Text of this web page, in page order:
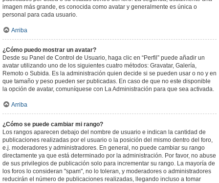
imagen más grande, es conocida como avatar y generalmente es única o
personal para cada usuario.
Arriba
¿Cómo puedo mostrar un avatar?
Desde su Panel de Control de Usuario, haga clic en “Perfil” puede añadir un
avatar utilizando uno de los siguientes cuatro métodos: Gravatar, Galería,
Remoto o Subida. Es la administración quien decide si se pueden usar o no y en
que tamaño y peso pueden ser publicadas. En caso de que no este disponible
la opción de avatar, comuníquese con La Administración para que sea activada.
Arriba
¿Cómo se puede cambiar mi rango?
Los rangos aparecen debajo del nombre de usuario e indican la cantidad de
publicaciones realizadas por el usuario o la posición del mismo dentro del foro,
e.j. moderadores y administradores. En general, no puede cambiar su rango
directamente ya que está determinado por la administración. Por favor, no abuse
de sus privilegios de publicación solo para incrementar su rango. La mayoría de
los foros lo consideran "spam", no lo toleran, y moderadores o administradores
reducirán el número de publicaciones realizadas, llegando incluso a tomar